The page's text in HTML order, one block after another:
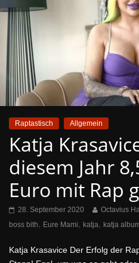
Raptastisch Allgemein
Katja
diesem Jahr
Euro mit Rap
28. September 2020 Octavius
boss bith, Eure Mami, katja, katja
Katja Krasavice Der Erfolg der